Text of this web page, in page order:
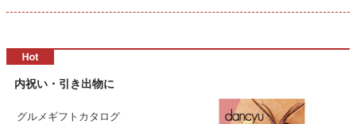
内祝い・引き出物に
グルメギフトカタログ